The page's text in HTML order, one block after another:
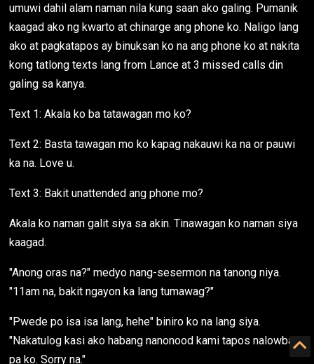
umuwi dahil alam naman nila kung saan ako galing. Pumanik
kaagad ako ng kwarto at chinarge ang phone ko. Naligo lang
ako at pagkatapos ay binuksan ko na ang phone ko at nakita
kong tatlong texts lang from Lance at 3 missed calls din
galing sa kanya.
Text 1: Akala ko ba tatawagan mo ko?
Text 2: Basta tawagan mo ko kapag nakauwi ka na or pauwi
ka na. Love u.
Text 3: Bakit unattended ang phone mo?
Akala ko naman galit siya sa akin. Tinawagan ko naman siya
kaagad.
"Anong oras na?" medyo nang-sesermon na tanong niya.
"11am na, bakit ngayon ka lang tumawag?"
"Pwede po isa isa lang, hehe" biniro ko na lang siya.
"Nakatulog kasi ako habang nanonood kami tapos nalowbat
pa ko. Sorry na."